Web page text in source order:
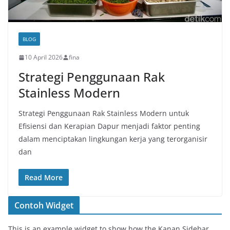
BLOG
10 April 2026 fina
Strategi Penggunaan Rak
Stainless Modern
Strategi Penggunaan Rak Stainless Modern untuk
Efisiensi dan Kerapian Dapur menjadi faktor penting
dalam menciptakan lingkungan kerja yang terorganisir
dan
Read More
Contoh Widget